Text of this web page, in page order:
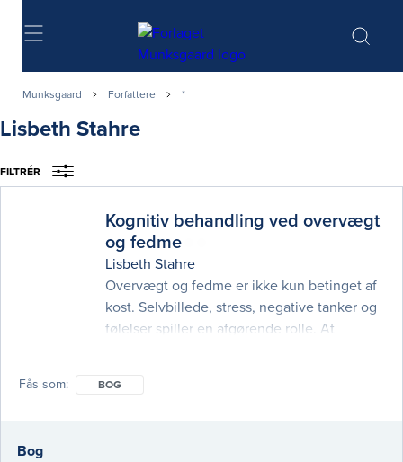
Søg
Munksgaard Forfattere *
Lisbeth Stahre
FILTRÉR
Kognitiv behandling ved overvægt
og fedme
Lisbeth Stahre
Overvægt og fedme er ikke kun betinget af
kost. Selvbillede, stress, negative tanker og
følelser spiller en afgørende rolle. At
overspisningen, samt adgang til det værktøj
Fås som BOG
Bog